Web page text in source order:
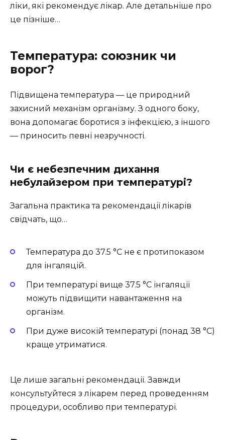
ліки, які рекомендує лікар. Але детальніше про
це пізніше…
Температура: союзник чи
ворог?
Підвищена температура — це природний
захисний механізм організму. З одного боку,
вона допомагає боротися з інфекцією, з іншого
— приносить певні незручності.
Чи є небезпечним дихання
небулайзером при температурі?
Загальна практика та рекомендації лікарів
свідчать, що…
Температура до 37.5 °C не є протипоказом
для інгаляцій.
При температурі вище 37.5 °C інгаляції
можуть підвищити навантаження на
організм.
При дуже високій температурі (понад 38 °C)
краще утриматися.
Це лише загальні рекомендації. Завжди
консультуйтеся з лікарем перед проведенням
процедури, особливо при температурі.